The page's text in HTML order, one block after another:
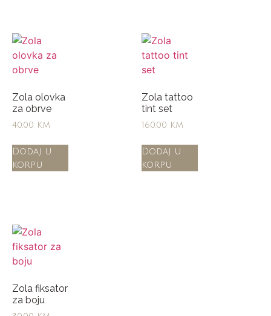
Zola olovka
za obrve
40,00 KM
Dodaj u
korpu
Zola tattoo
tint set
160,00 KM
Dodaj u
korpu
Zola fiksator
za boju